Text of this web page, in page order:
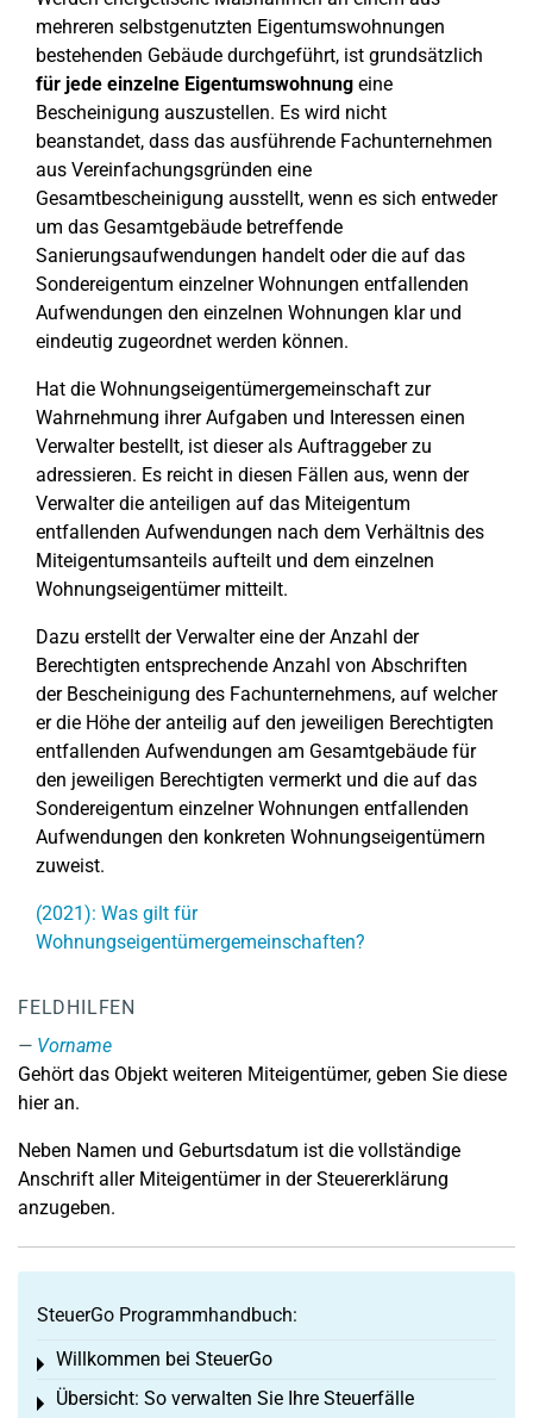
mehreren selbstgenutzten Eigentumswohnungen
bestehenden Gebäude durchgeführt, ist grundsätzlich
für jede einzelne Eigentumswohnung eine
Bescheinigung auszustellen. Es wird nicht
beanstandet, dass das ausführende Fachunternehmen
aus Vereinfachungsgründen eine
Gesamtbescheinigung ausstellt, wenn es sich entweder
um das Gesamtgebäude betreffende
Sanierungsaufwendungen handelt oder die auf das
Sondereigentum einzelner Wohnungen entfallenden
Aufwendungen den einzelnen Wohnungen klar und
eindeutig zugeordnet werden können.
Hat die Wohnungseigentümergemeinschaft zur
Wahrnehmung ihrer Aufgaben und Interessen einen
Verwalter bestellt, ist dieser als Auftraggeber zu
adressieren. Es reicht in diesen Fällen aus, wenn der
Verwalter die anteiligen auf das Miteigentum
entfallenden Aufwendungen nach dem Verhältnis des
Miteigentumsanteils aufteilt und dem einzelnen
Wohnungseigentümer mitteilt.
Dazu erstellt der Verwalter eine der Anzahl der
Berechtigten entsprechende Anzahl von Abschriften
der Bescheinigung des Fachunternehmens, auf welcher
er die Höhe der anteilig auf den jeweiligen Berechtigten
entfallenden Aufwendungen am Gesamtgebäude für
den jeweiligen Berechtigten vermerkt und die auf das
Sondereigentum einzelner Wohnungen entfallenden
Aufwendungen den konkreten Wohnungseigentümern
zuweist.
(2021): Was gilt für
Wohnungseigentümergemeinschaften?
FELDHILFEN
Vorname
Gehört das Objekt weiteren Miteigentümer, geben Sie diese
hier an.
Neben Namen und Geburtsdatum ist die vollständige
Anschrift aller Miteigentümer in der Steuererklärung
anzugeben.
SteuerGo Programmhandbuch:
Willkommen bei SteuerGo
Toggle menu
Übersicht: So verwalten Sie Ihre Steuerfälle
Toggle menu